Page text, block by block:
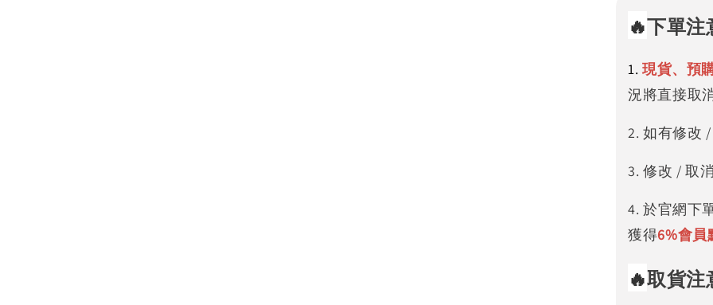
🔥下單注
1. 現貨、預
況將直接取
2. 如有修改
3. 修改 / 取
4. 於官網下
獲得6%會員
🔥取貨注